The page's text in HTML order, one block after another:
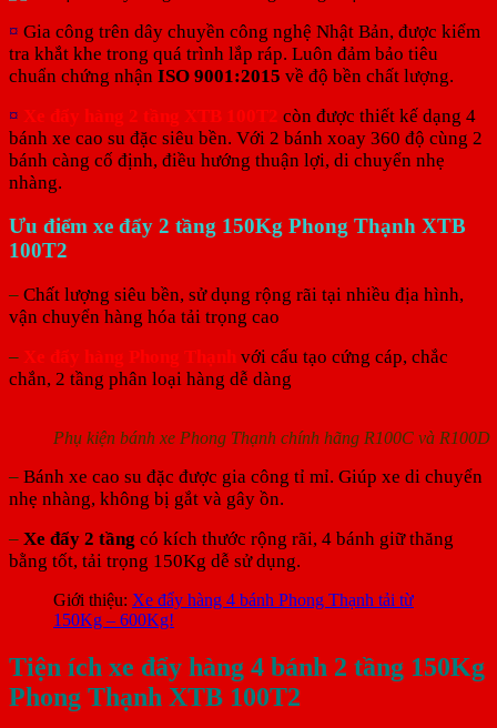
¤ Gia công trên dây chuyền công nghệ Nhật Bản, được kiểm
tra khắt khe trong quá trình lắp ráp. Luôn đảm bảo tiêu
chuẩn chứng nhận ISO 9001:2015 về độ bền chất lượng.
¤ Xe đẩy hàng 2 tầng XTB 100T2 còn được thiết kế dạng 4
bánh xe cao su đặc siêu bền. Với 2 bánh xoay 360 độ cùng 2
bánh càng cố định, điều hướng thuận lợi, di chuyển nhẹ
nhàng.
Ưu điểm xe đẩy 2 tầng 150Kg Phong Thạnh XTB
100T2
– Chất lượng siêu bền, sử dụng rộng rãi tại nhiều địa hình,
vận chuyển hàng hóa tải trọng cao
– Xe đẩy hàng Phong Thạnh với cấu tạo cứng cáp, chắc
chắn, 2 tầng phân loại hàng dễ dàng
Phụ kiện bánh xe Phong Thạnh chính hãng R100C và R100D
– Bánh xe cao su đặc được gia công tỉ mỉ. Giúp xe di chuyển
nhẹ nhàng, không bị gắt và gây ồn.
– Xe đẩy 2 tầng có kích thước rộng rãi, 4 bánh giữ thăng
bằng tốt, tải trọng 150Kg dễ sử dụng.
Giới thiệu: Xe đẩy hàng 4 bánh Phong Thạnh tải từ
150Kg – 600Kg!
Tiện ích xe đẩy hàng 4 bánh 2 tầng 150Kg
Phong Thạnh XTB 100T2